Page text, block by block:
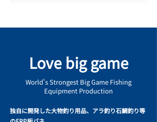
Love big game
World's Strongest Big Game Fishing
Equipment Production
独自に開発した大物釣り用品、アラ釣り石鯛釣り等